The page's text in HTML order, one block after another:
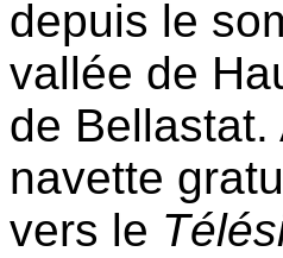
depuis le
vallée de
de
navette
vers le